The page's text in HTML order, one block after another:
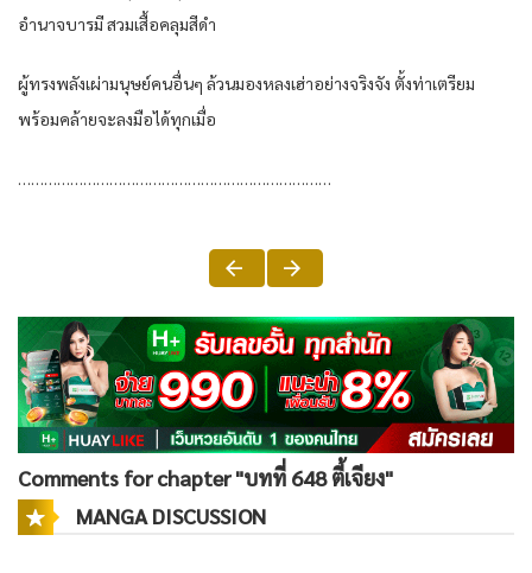
อำนาจบารมี สวมเสื้อคลุมสีดำ
ผู้ทรงพลังเผ่ามนุษย์คนอื่นๆ ล้วนมองหลงเฮ่าอย่างจริงจัง ตั้งท่าเตรียม
พร้อมคล้ายจะลงมือได้ทุกเมื่อ
………………………………………………………………
Comments for chapter "บทที่ 648 ตี้เจียง"
MANGA DISCUSSION